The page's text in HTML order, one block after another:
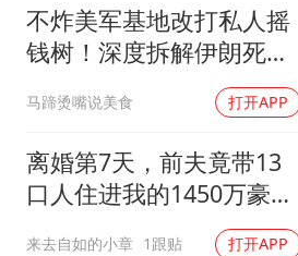
“中国游”持
你常吃的
不炸美军基地改打私人摇
钱树！深度拆解伊朗死掐
特朗普七寸的生死局，这
招到底有多绝？
马蹄烫嘴说美食 打开APP
离婚第7天，前夫竟带13
口人住进我的1450万豪
来去自如的小章 1跟贴 打开APP